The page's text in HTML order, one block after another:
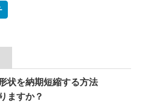
状を納期短縮する方法
ますか？